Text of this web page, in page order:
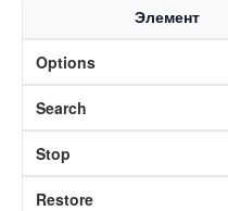
Элемент
Options
Search
Stop
Restore